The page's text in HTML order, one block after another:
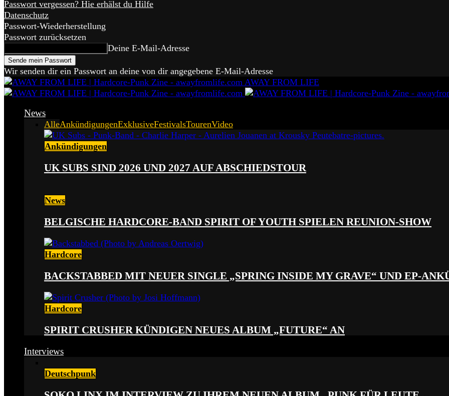
Passwort vergessen? Hie erhälst du Hilfe
Datenschutz
Passwort-Wiederherstellung
Passwort zurücksetzen
Deine E-Mail-Adresse
Wir senden dir ein Passwort an deine von dir angegebene E-Mail-Adresse
AWAY FROM LIFE
News
AlleAnkündigungenExklusiveFestivalsTourenVideo
Ankündigungen
UK SUBS SIND 2026 UND 2027 AUF ABSCHIEDSTOUR
News
BELGISCHE HARDCORE-BAND SPIRIT OF YOUTH SPIELEN REUNION-SHOW
Hardcore
BACKSTABBED MIT NEUER SINGLE „SPRING INSIDE MY GRAVE“ UND EP-
Hardcore
SPIRIT CRUSHER KÜNDIGEN NEUES ALBUM „FUTURE“ AN
Interviews
Deutschpunk